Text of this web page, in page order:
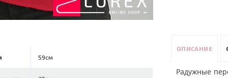
59см
ОПИСАНИЕ
Радужные